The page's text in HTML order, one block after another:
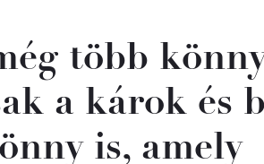
több
a károk és
is, amely